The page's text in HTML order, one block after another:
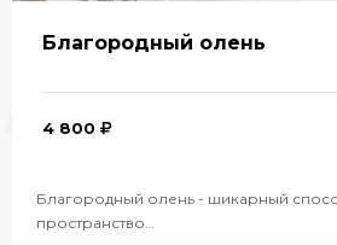
Благородный олень
4 800
Благородный олень - шикарный
пространство…